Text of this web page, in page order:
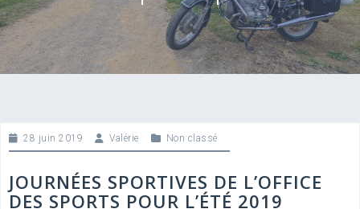
28 juin 2019 Valérie Non classé
JOURNÉES SPORTIVES DE L’OFFICE
DES SPORTS POUR L’ÉTÉ 2019